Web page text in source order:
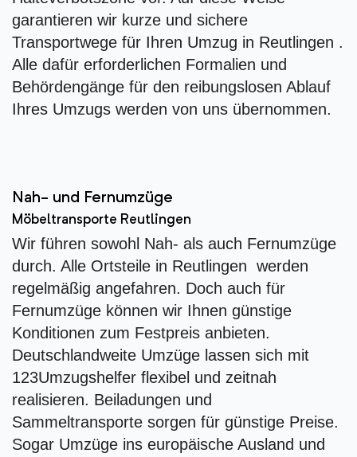
garantieren wir kurze und sichere
Transportwege für Ihren Umzug in Reutlingen .
Alle dafür erforderlichen Formalien und
Behördengänge für den reibungslosen Ablauf
Ihres Umzugs werden von uns übernommen.
Nah- und Fernumzüge
Möbeltransporte Reutlingen
Wir führen sowohl Nah- als auch Fernumzüge
durch. Alle Ortsteile in Reutlingen werden
regelmäßig angefahren. Doch auch für
Fernumzüge können wir Ihnen günstige
Konditionen zum Festpreis anbieten.
Deutschlandweite Umzüge lassen sich mit
123Umzugshelfer flexibel und zeitnah
realisieren. Beiladungen und
Sammeltransporte sorgen für günstige Preise.
Sogar Umzüge ins europäische Ausland und